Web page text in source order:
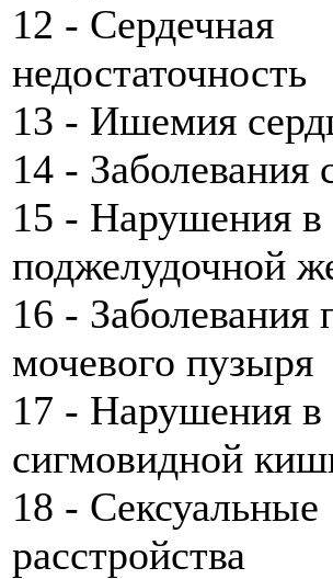
12 - Сердечная
недостаточность
13 - Ишемия
14 - Заболевания
15 - Нарушения в
поджелудочной
16 - Заболевания
мочевого пузыря
17 - Нарушения в
сигмовидной
18 - Сексуальные
расстройства